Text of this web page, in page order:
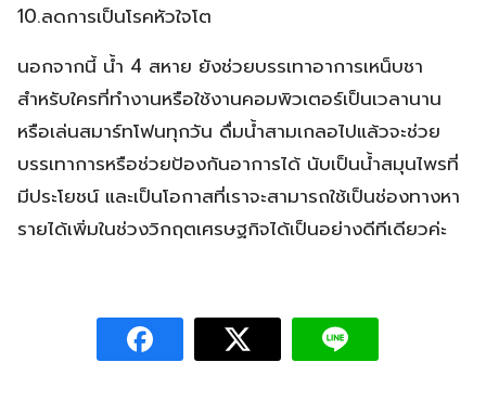
10.ลดการเป็นโรคหัวใจโต
นอกจากนี้ น้ำ 4 สหาย ยังช่วยบรรเทาอาการเหน็บชา
สำหรับใครที่ทำงานหรือใช้งานคอมพิวเตอร์เป็นเวลานาน
หรือเล่นสมาร์ทโฟนทุกวัน ดื่มน้ำสามเกลอไปแล้วจะช่วย
บรรเทาการหรือช่วยป้องกันอาการได้ นับเป็นน้ำสมุนไพรที่
มีประโยชน์ และเป็นโอกาสที่เราจะสามารถใช้เป็นช่องทางหา
รายได้เพิ่มในช่วงวิกฤตเศรษฐกิจได้เป็นอย่างดีทีเดียวค่ะ